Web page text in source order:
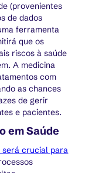
(provenientes
de dados
ferramenta
que os
riscos à saúde
A medicina
com
as chances
de gerir
e pacientes.
em Saúde
será crucial para